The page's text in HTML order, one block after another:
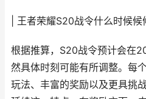
| 王者荣耀S20战令什么时候
根据推算，S20战令预计会在
然具体时刻可能有所调整。每
玩法、丰富的奖励以及更具挑